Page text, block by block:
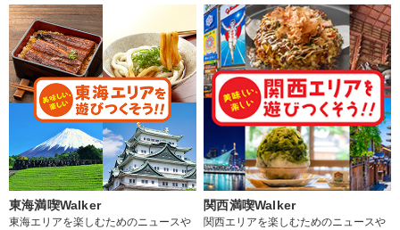
東海満喫Walker
東海エリアを楽しむためのニュースや
関西満喫Walker
関西エリアを楽しむためのニュースや